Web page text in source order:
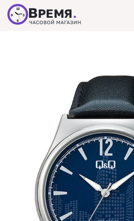
12
3
6
9 ВРЕМЯ.
ЧАСОВОЙ МАГАЗИН